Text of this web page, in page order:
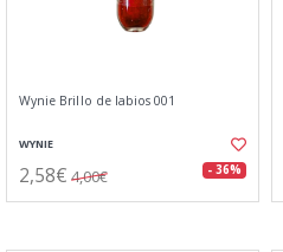
Wynie Brillo de labios 001
WYNIE
2,58€ 4,00€ - 36%